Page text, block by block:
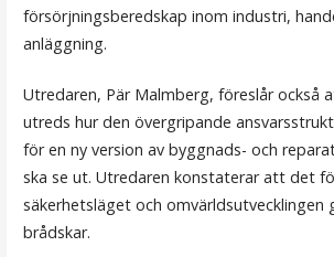
försörjningsberedskap inom industri,
anläggning.
Utredaren, Pär Malmberg, föreslår
utreds hur den övergripande
för en ny version av byggnads- och
ska se ut. Utredaren konstaterar att det
säkerhetsläget och
brådskar.